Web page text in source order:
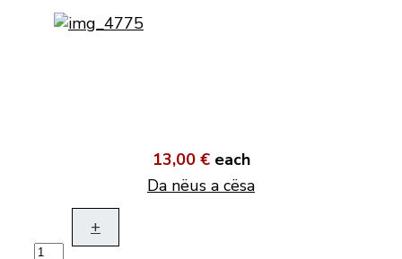
13,00 € each
Da nëus a cësa
+